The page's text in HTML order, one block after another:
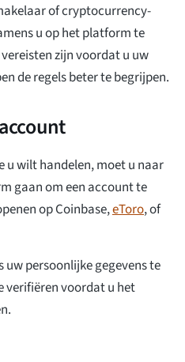
of cryptocurrency-
u op het platform te
zijn voordat u uw
de regels beter te begrijpen.
u wilt handelen, moet u naar
gaan om een account te
op Coinbase,eToro, of
uw persoonlijke gegevens te
verifiëren voordat u het